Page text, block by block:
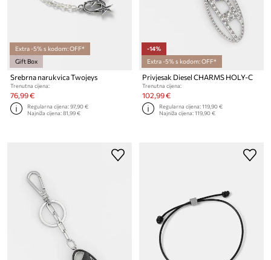
Extra -5% s kodom: OFF*
Gift Box
Srebrna narukvica Twojeys
Trenutna cijena:
76,99 €
Regularna cijena:97,90 €
Najniža cijena:81,99 €
-14%
Extra -5% s kodom: OFF*
Privjesak Diesel CHARMS HOLY-C
Trenutna cijena:
102,99 €
Regularna cijena:119,90 €
Najniža cijena:119,90 €